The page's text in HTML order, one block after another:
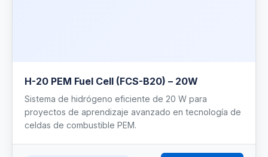
H-20 PEM Fuel Cell (FCS-B20) – 20W
Sistema de hidrógeno eficiente de 20 W para
proyectos de aprendizaje avanzado en tecnología de
celdas de combustible PEM.